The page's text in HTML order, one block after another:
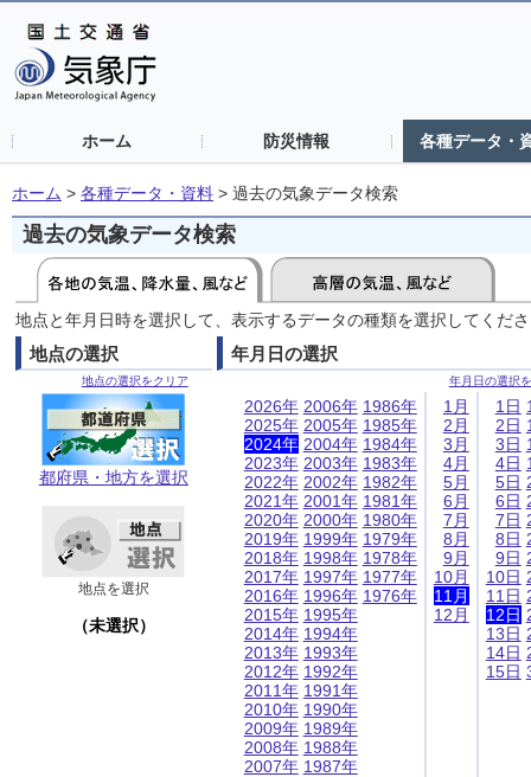
ホーム 防災情報 各種データ・
ホーム > 各種データ・資料 > 過去の気象データ検索
過去の気象データ検索
地点と年月日時を選択して、表示するデータの種類を選択してくだ
地点の選択
地点の選択をクリア
都府県・地方を選択
地点を選択
（未選択）
年月日の選択
年月日の選択
2026年
2025年
2024年
2023年
2022年
2021年
2020年
2019年
2018年
2017年
2016年
2015年
2014年
2013年
2012年
2011年
2010年
2009年
2008年
2007年
2006年
2005年
2004年
2003年
2002年
2001年
2000年
1999年
1998年
1997年
1996年
1995年
1994年
1993年
1992年
1991年
1990年
1989年
1988年
1987年
1986年
1985年
1984年
1983年
1982年
1981年
1980年
1979年
1978年
1977年
1976年
1月
2月
3月
4月
5月
6月
7月
8月
9月
10月
11月
12月
1日
2日
3日
4日
5日
6日
7日
8日
9日
10日
11日
12日
13日
14日
15日